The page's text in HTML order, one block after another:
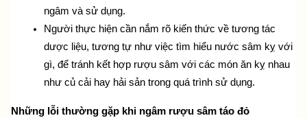
ngâm và sử dụng.
Người thực hiện cần nắm rõ kiến thức về tương tác
dược liệu, tương tự như việc tìm hiểu nước sâm kỵ với
gì, để tránh kết hợp rượu sâm với các món ăn kỵ nhau
như củ cải hay hải sản trong quá trình sử dụng.
Những lỗi thường gặp khi ngâm rượu sâm táo đỏ